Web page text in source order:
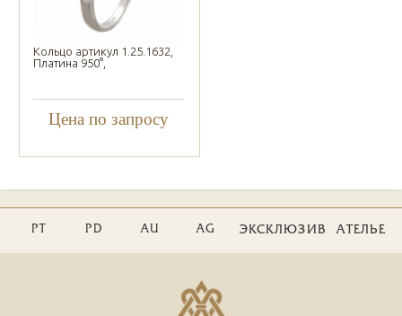
Кольцо артикул 1.25.1632,
Платина 950°,
Цена по запросу
PT PD AU AG ЭКСКЛЮЗИВ АТЕЛЬЕ